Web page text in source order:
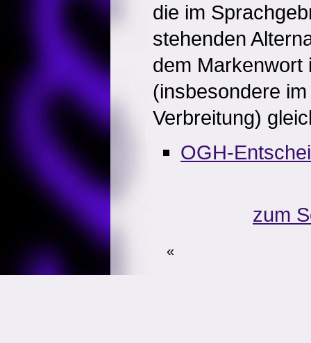
die im
stehenden
dem Markenwort
(insbesondere
Verbreitung)
OGH-
zum
«